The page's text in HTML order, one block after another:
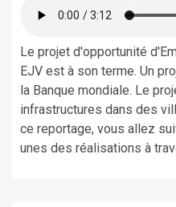
Le projet d'opportunité
EJV est à son terme. Un
la Banque mondiale. Le
infrastructures dans des
ce reportage, vous allez
unes des réalisations à